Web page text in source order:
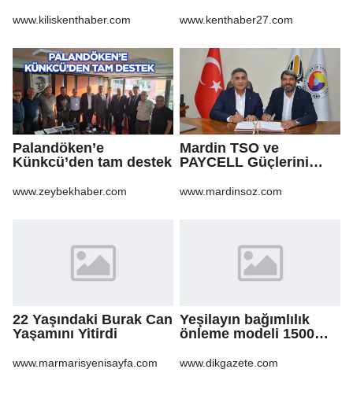
www.kiliskenthaber.com
Ağbaba'ya milyonlar
www.kenthaber27.com
Palandöken’e
Künkcü’den tam destek
www.zeybekhaber.com
Mardin TSO ve
PAYCELL Güçlerini
www.mardinsoz.com
22 Yaşındaki Burak Can
Yaşamını Yitirdi
www.marmarisyenisayfa.com
Yeşilayın bağımlılık
önleme modeli 1500
hayatına dokundu
www.dikgazete.com